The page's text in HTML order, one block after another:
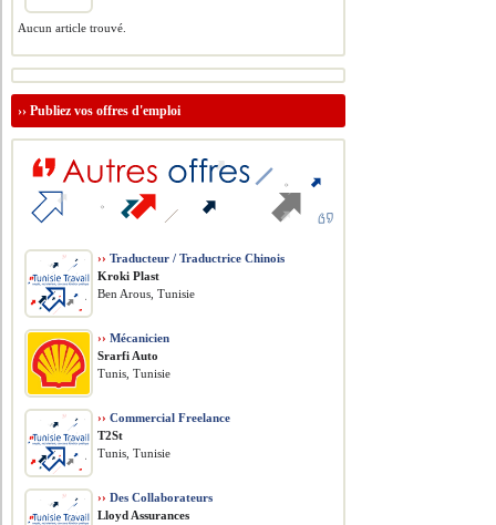
Aucun article trouvé.
››Publiez vos offres d'emploi
›› Traducteur / Traductrice Chinois
Kroki Plast
Ben Arous, Tunisie
›› Mécanicien
Srarfi Auto
Tunis, Tunisie
›› Commercial Freelance
T2St
Tunis, Tunisie
›› Des Collaborateurs
Lloyd Assurances